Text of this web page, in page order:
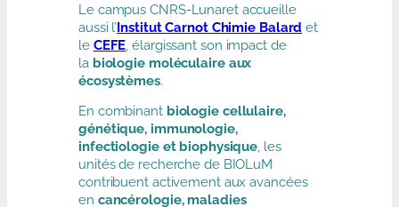
Le campus CNRS-Lunaret accueille
aussi l’Institut Carnot Chimie Balard et
le CEFE , élargissant son impact de
la biologie moléculaire aux
écosystèmes.
En combinant biologie cellulaire,
génétique, immunologie,
infectiologie et biophysique , les
unités de recherche de BIOLuM
contribuent activement aux avancées
en cancérologie, maladies